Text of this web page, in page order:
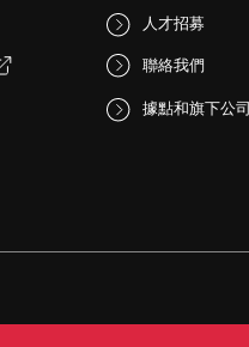
人才招募
聯絡我們
據點和旗下公司